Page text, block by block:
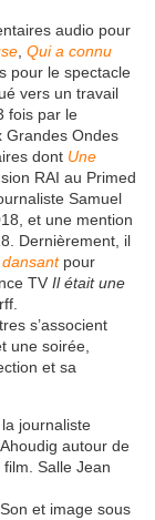
audio pour
Qui a connu
pour le spectacle
vers un travail
fois par le
Grandes Ondes
dont Une
RAI au Primed
Samuel
et une mention
Dernièrement, il
dansantpour
TV Il était une
s’associent
une soirée,
et sa
journaliste
autour de
Salle Jean
et image sous